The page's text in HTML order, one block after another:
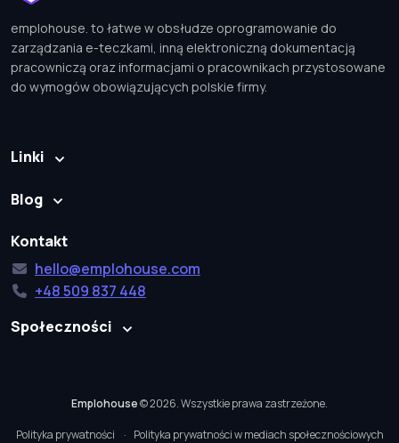
emplohouse. to łatwe w obsłudze oprogramowanie do
zarządzania e-teczkami, inną elektroniczną dokumentacją
pracowniczą oraz informacjami o pracownikach przystosowane
do wymogów obowiązujących polskie firmy.
Linki
Blog
Kontakt
hello@emplohouse.com
+48 509 837 448
Społeczności
Emplohouse© 2026. Wszystkie prawa zastrzeżone.
Polityka prywatności
Polityka prywatności w mediach społecznościowych